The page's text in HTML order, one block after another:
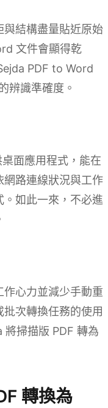
結構盡量貼近原始
文件會顯得乾
PDF to Word
辨識準確度。
面應用程式，能在
網路連線狀況與工作
如此一來，不必進
心力並減少手動重
次轉換任務的使用
將掃描版 PDF 轉為
轉換為